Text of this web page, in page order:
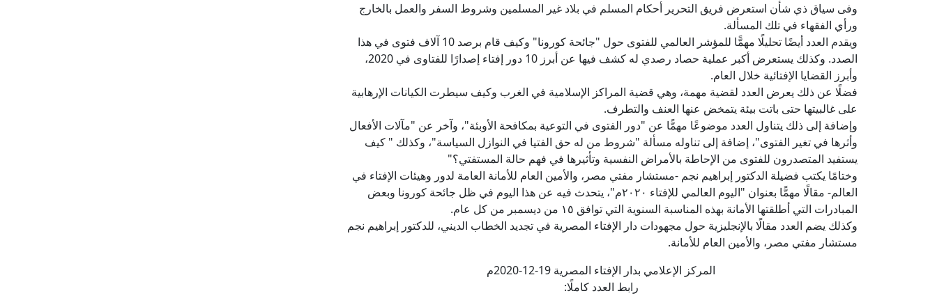
وفى سياق ذي شأن استعرض فريق التحرير أحكام المسلم في بلاد غير المسلمين وشروط السفر والعمل بالخارج
ورأي الفقهاء في تلك المسألة.
ويقدم العدد أيضًا تحليلًا مهمًّا للمؤشر العالمي للفتوى حول "جائحة كورونا" وكيف قام برصد 10 آلاف فتوى في هذا
الصدد. وكذلك يستعرض أكبر عملية حصاد رصدي له كشف فيها عن أبرز 10 دور إفتاء إصدارًا للفتاوى في 2020،
وأبرز القضايا الإفتائية خلال العام.
فضلًا عن ذلك يعرض العدد لقضية مهمة، وهي قضية المراكز الإسلامية في الغرب وكيف سيطرت الكيانات الإرهابية
على غالبيتها حتى باتت بيئة يتمخض عنها العنف والتطرف.
وإضافة إلى ذلك يتناول العدد موضوعًا مهمًّا عن "دور الفتوى في التوعية بمكافحة الأوبئة"، وآخر عن "مآلات الأفعال
وأثرها في تغير الفتوى"، إضافة إلى تناوله مسألة "شروط من له حق الفتيا في النوازل السياسة"، وكذلك " كيف
يستفيد المتصدرون للفتوى من الإحاطة بالأمراض النفسية وتأثيرها في فهم حالة المستفتي؟"
وختامًا يكتب فضيلة الدكتور إبراهيم نجم -مستشار مفتي مصر، والأمين العام للأمانة العامة لدور وهيئات الإفتاء في
العالم- مقالًا مهمًّا بعنوان "اليوم العالمي للإفتاء ٢٠٢٠م"، يتحدث فيه عن هذا اليوم في ظل جائحة كورونا وبعض
المبادرات التي أطلقتها الأمانة بهذه المناسبة السنوية التي توافق ١٥ من ديسمبر من كل عام.
وكذلك يضم العدد مقالًا بالإنجليزية حول مجهودات دار الإفتاء المصرية في تجديد الخطاب الديني، للدكتور إبراهيم نجم
مستشار مفتي مصر، والأمين العام للأمانة.
المركز الإعلامي بدار الإفتاء المصرية 19-12-2020م
رابط العدد كاملًا: